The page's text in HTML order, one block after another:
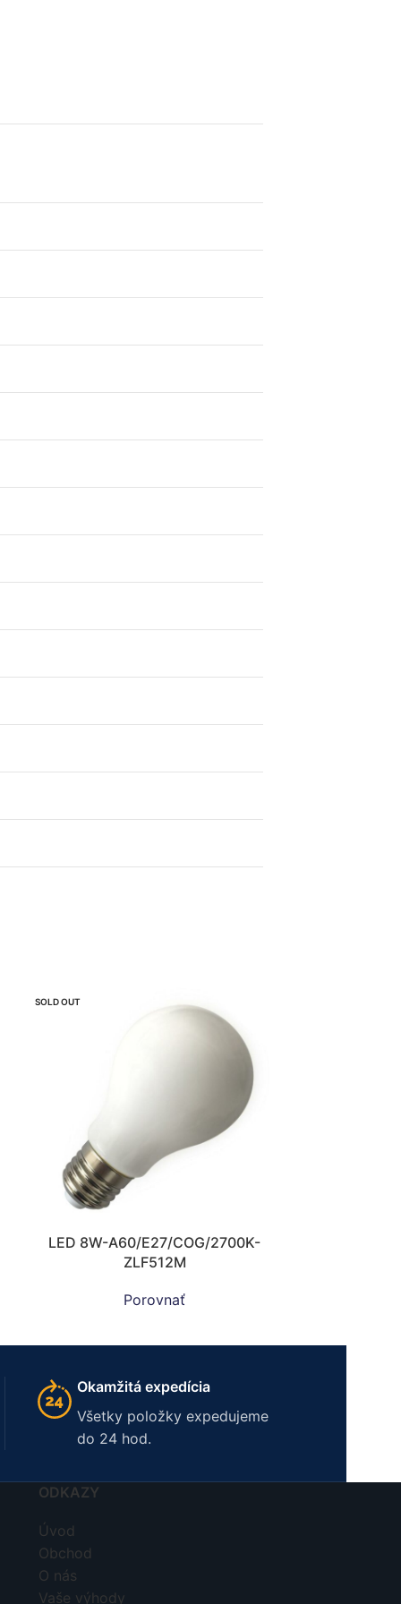
SOLD OUT
LED 8W-A60/E27/COG/2700K-
ZLF512M
Porovnať
Okamžitá expedícia
Všetky položky expedujeme
do 24 hod.
ODKAZY
Úvod
Obchod
O nás
Vaše výhody